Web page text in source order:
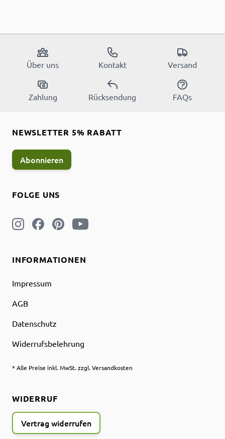
Über uns Kontakt Versand
Zahlung Rücksendung FAQs
INFORMATIONEN
Impressum
AGB
Datenschutz
Widerrufsbelehrung
* Alle Preise inkl. MwSt. zzgl. Versandkosten
FOLGE UNS
NEWSLETTER 5% RABATT
Abonnieren
WIDERRUF
Vertrag widerrufen